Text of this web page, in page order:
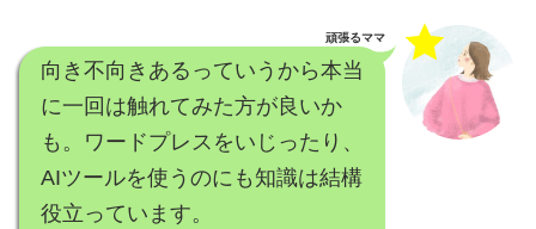
頑張るママ
向き不向きあるっていうから本当
に一回は触れてみた方が良いか
も。ワードプレスをいじったり、
AIツールを使うのにも知識は結構
役立っています。